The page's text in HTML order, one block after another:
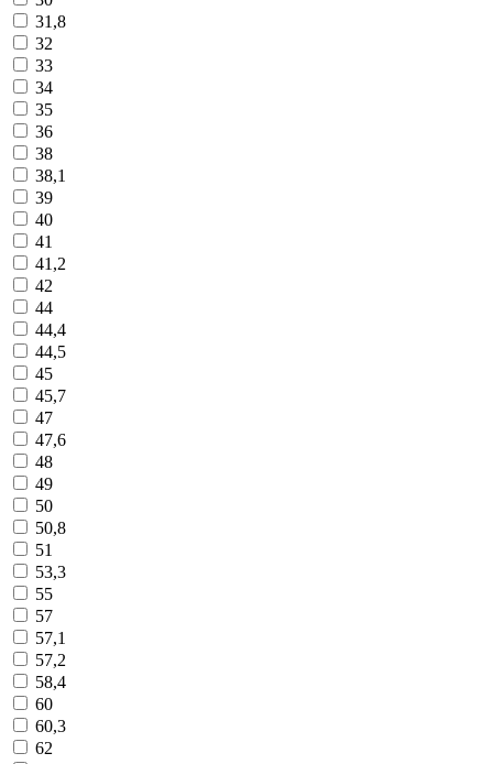
31,8
32
33
34
35
36
38
38,1
39
40
41
41,2
42
44
44,4
44,5
45
45,7
47
47,6
48
49
50
50,8
51
53,3
55
57
57,1
57,2
58,4
60
60,3
62